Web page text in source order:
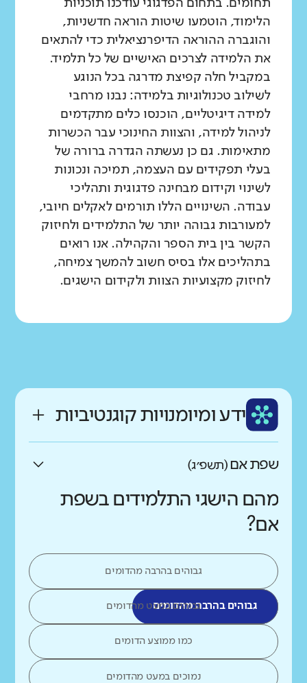
תחומים. בתחום הפדגוגי עודכנו תוכניות
הלימוד, הוטמעו שיטות הוראה חדשניות,
והוגברה ההוראה הדיפרנציאלית כדי להתאים
את הלמידה לצרכים האישיים של כל תלמיד.
במקביל חלה קפיצת מדרגה בכל הנוגע
לשילוב טכנולוגיות בלמידה: נבנו מרחבי
למידה דיגיטליים, הוכנסו כלים מתקדמים
לניהול למידה, והצוות החינוכי עבר הכשרות
מתאימות. גם כן נעשתה הגדרה ברורה של
בעלי תפקידים עם העצמה, תמיכה ונכונות
לשינוי וקידום מבחינה פדגוגית ותהליכי
עבודה. השינויים הללו תורמים לאקלים חיובי,
למעורבות גבוהה יותר של התלמידים ולחיזוק
הקשר בין בית הספר והקהילה. אנו רואים
בתהליכים אלו בסיס חשוב להמשך צמיחה,
לחיזוק מקצועיות הצוות ולקידום הישגים.
ידע ומיומנויות קוגנטיביות
שפת אם(תשפ״ג)
מהם הישגי התלמידים בשפת
אם?
גבוהים בהרבה מהדומים
גבוהים בהרבה מהדומיםגבוהים במעט מהדומים
כמו ממוצע הדומים
נמוכים במעט מהדומים